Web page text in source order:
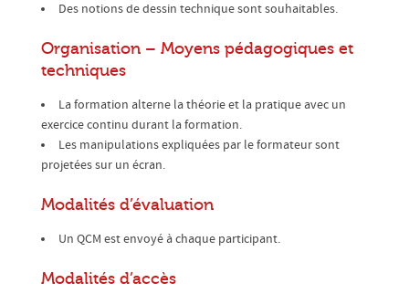
Des notions de dessin technique sont souhaitables.
Organisation – Moyens pédagogiques et
techniques
La formation alterne la théorie et la pratique avec un
exercice continu durant la formation.
Les manipulations expliquées par le formateur sont
projetées sur un écran.
Modalités d’évaluation
Un QCM est envoyé à chaque participant.
Modalités d’accès